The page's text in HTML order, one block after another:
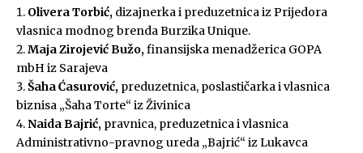
Olivera Torbić, dizajnerka i preduzetnica iz Prijedora
vlasnica modnog brenda Burzika Unique.
Maja Zirojević Bužo,finansijska menadžerica GOPA
mbH iz Sarajeva
Šaha Ćasurović, preduzetnica, poslastičarka i vlasnica
biznisa „Šaha Torte“ iz Živinica
Naida Bajrić, pravnica, preduzetnica i vlasnica
Administrativno-pravnog ureda „Bajrić“ iz Lukavca